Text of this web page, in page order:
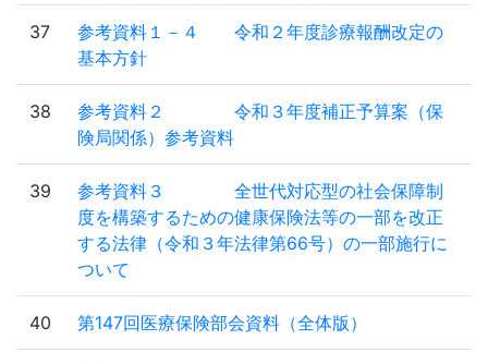
37
参考資料１－４ 令和２年度診療報酬改定の
基本方針
38
参考資料２ 令和３年度補正予算案（保
険局関係）参考資料
39
参考資料３ 全世代対応型の社会保障制
度を構築するための健康保険法等の一部を改正
する法律（令和３年法律第66号）の一部施行に
ついて
40 第147回医療保険部会資料（全体版）